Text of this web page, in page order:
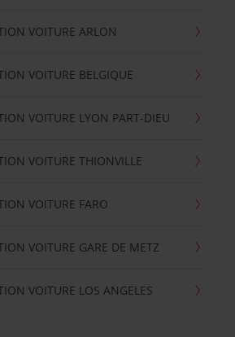
VOITURE ARLON
VOITURE BELGIQUE
VOITURE LYON PART-DIEU
VOITURE THIONVILLE
VOITURE FARO
VOITURE GARE DE METZ
VOITURE LOS ANGELES